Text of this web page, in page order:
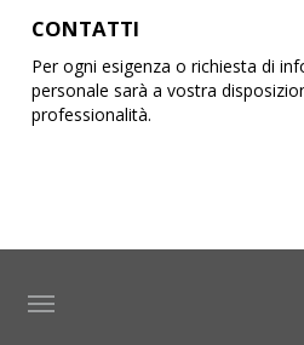
CONTATTI
Per ogni esigenza o richiesta di
personale sarà a vostra
professionalità.